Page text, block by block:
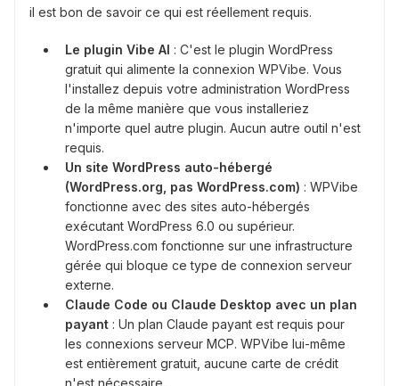
il est bon de savoir ce qui est réellement requis.
Le plugin Vibe AI : C'est le plugin WordPress
gratuit qui alimente la connexion WPVibe. Vous
l'installez depuis votre administration WordPress
de la même manière que vous installeriez
n'importe quel autre plugin. Aucun autre outil n'est
requis.
Un site WordPress auto-hébergé
(WordPress.org, pas WordPress.com) : WPVibe
fonctionne avec des sites auto-hébergés
exécutant WordPress 6.0 ou supérieur.
WordPress.com fonctionne sur une infrastructure
gérée qui bloque ce type de connexion serveur
externe.
Claude Code ou Claude Desktop avec un plan
payant : Un plan Claude payant est requis pour
les connexions serveur MCP. WPVibe lui-même
est entièrement gratuit, aucune carte de crédit
n'est nécessaire.